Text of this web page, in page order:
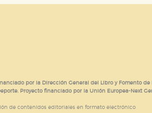
por la Dirección General del Libro y Fomento de
Proyecto financiado por la Unión Europea-Next
de contenidos editoriales en formato electrónico